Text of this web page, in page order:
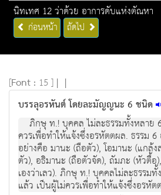
นิทเทศ 12 ว่าด้วย อาการดับแห่งตัณหา
ก่อนหน้า ถัดไป
[Font : 15 ] | |
บรรลุอรหันต์ โดยละมัญญนะ 6 ชนิด
ภิกษุ ท.! บุคคล ไม่ละธรรมทั้งหลาย
ควรเพื่อทำให้แจ้งซึ่งอรหัตตผล. ธรรม 6
อย่างคือ มานะ (ถือตัว), โอมานะ (แกล้
ตัว), อธิมานะ (ถือตัวจัด), ถัมภะ (หัวตื้
เองว่าเลว). ภิกษุ ท.! บุคคลไม่ละธรรม
แล้ว เป็นผู้ไม่ควรเพื่อทำให้แจ้งซึ่งอรหัต